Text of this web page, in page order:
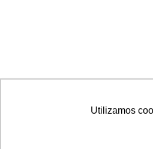
Utilizamos